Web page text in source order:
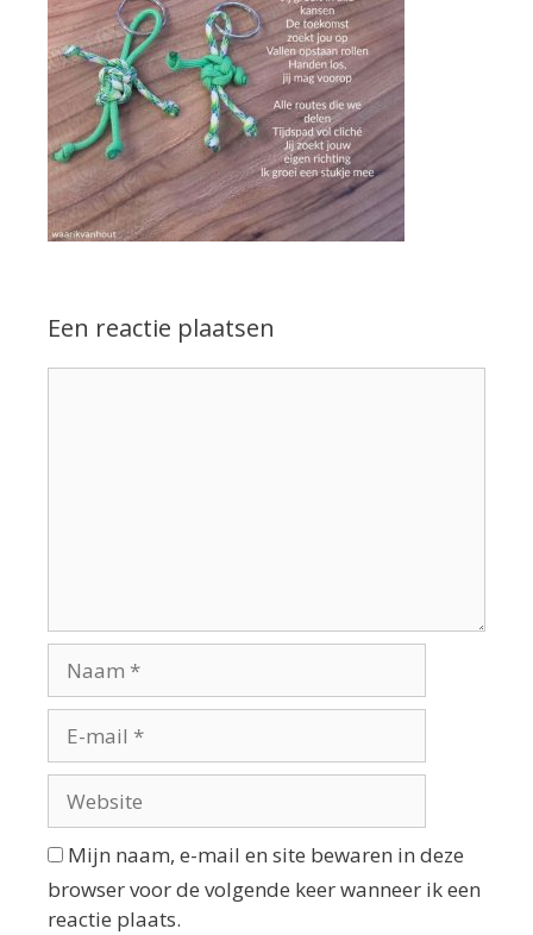
Een reactie plaatsen
Mijn naam, e-mail en site bewaren in deze
browser voor de volgende keer wanneer ik een
reactie plaats.